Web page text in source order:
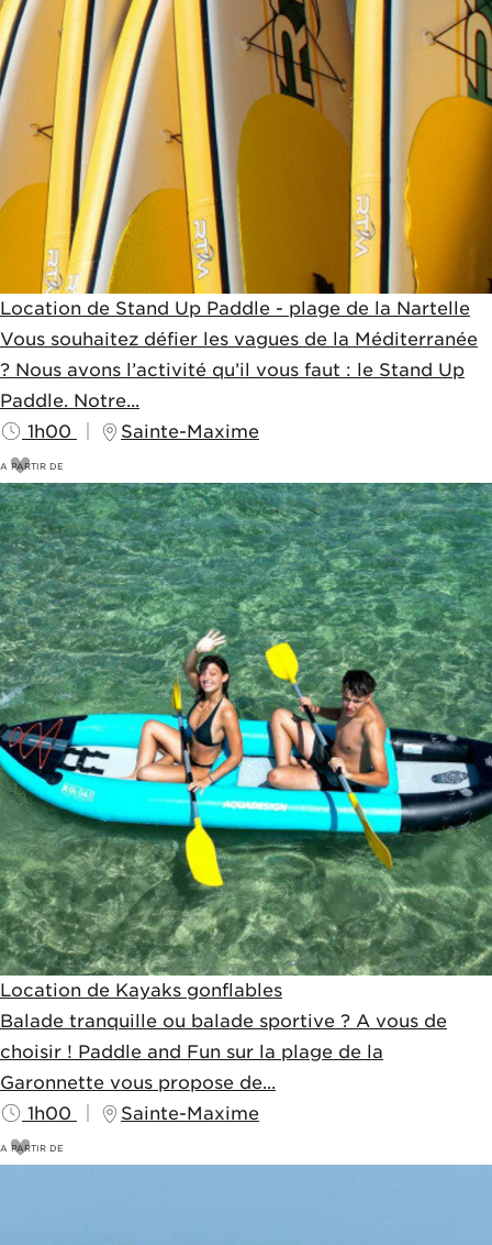
Location de Stand Up Paddle - plage de la Nartelle
Vous souhaitez défier les vagues de la Méditerranée
? Nous avons l’activité qu’il vous faut : le Stand Up
Paddle. Notre...
1h00
Sainte-Maxime
A PARTIR DE
18€
20€
Location de Kayaks gonflables
Balade tranquille ou balade sportive ? A vous de
choisir ! Paddle and Fun sur la plage de la
Garonnette vous propose de...
1h00
Sainte-Maxime
A PARTIR DE